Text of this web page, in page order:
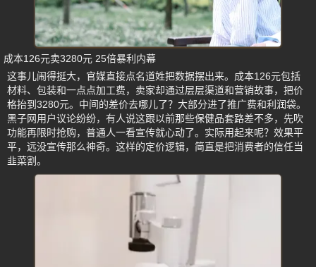
成本126元卖3280元 25倍暴利内幕
这事儿闹得挺大，官媒直接点名道姓把数据摆出来。成本126元包括
材料、包装和一点点加工费，卖家却通过层层渠道和营销故事，把价
格抬到3280元。中间的差价去哪儿了？大部分进了推广费和利润袋。
黑子网用户议论纷纷，有人说这跟以前那些保健品套路差不多，先吹
功能再限时抢购，普通人一看宣传就心动了。实际用起来呢？效果平
平，远没宣传那么神奇。这样的定价逻辑，简直是把消费者的信任当
韭菜割。